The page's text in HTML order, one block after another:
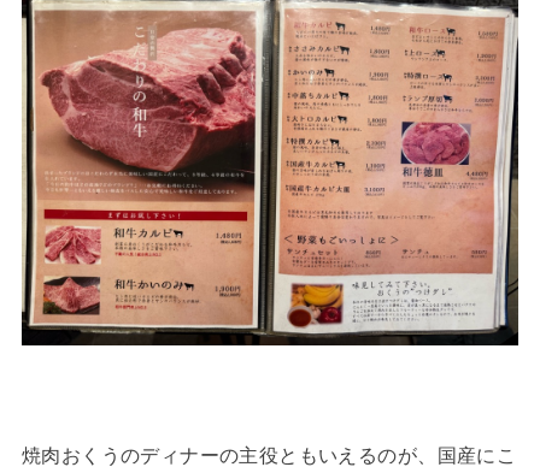
焼肉おくうのディナーの主役ともいえるのが、国産にこ